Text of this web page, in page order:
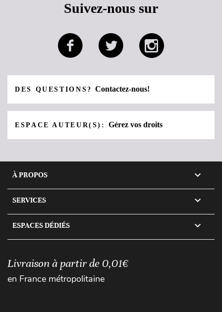
Suivez-nous sur
DES QUESTIONS?Contactez-nous!
ESPACE AUTEUR(S):Gérez vos droits
À PROPOS 
SERVICES 
ESPACES DÉDIÉS 
Livraison à partir de 0,01€
en France métropolitaine